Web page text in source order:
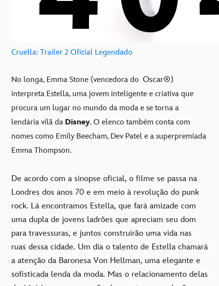
Cruella: Trailer 2 Oficial Legendado
No longa, Emma Stone (vencedora do Oscar®)
interpreta Estella, uma jovem inteligente e criativa que
procura um lugar no mundo da moda e se torna a
lendária vilã da Disney. O elenco também conta com
nomes como Emily Beecham, Dev Patel e a superpremiada
Emma Thompson.
De acordo com a sinopse oficial, o filme se passa na
Londres dos anos 70 e em meio à revolução do punk
rock. Lá encontramos Estella, que fará amizade com
uma dupla de jovens ladrões que apreciam seu dom
para travessuras, e juntos construirão uma vida nas
ruas dessa cidade. Um dia o talento de Estella chamará
a atenção da Baronesa Von Hellman, uma elegante e
sofisticada lenda da moda. Mas o relacionamento delas